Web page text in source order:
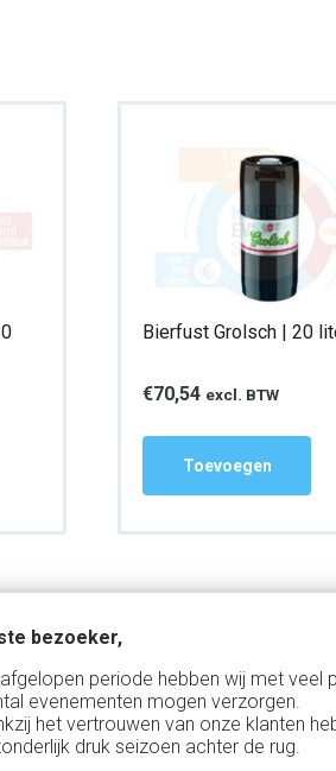
Bierfust Grolsch | 20
€70,54 excl. BTW
Toevoegen
Uw partner in:
bezoeker,
periode hebben wij met veel
evenementen mogen verzorgen.
het vertrouwen van onze klanten
druk seizoen achter de rug.